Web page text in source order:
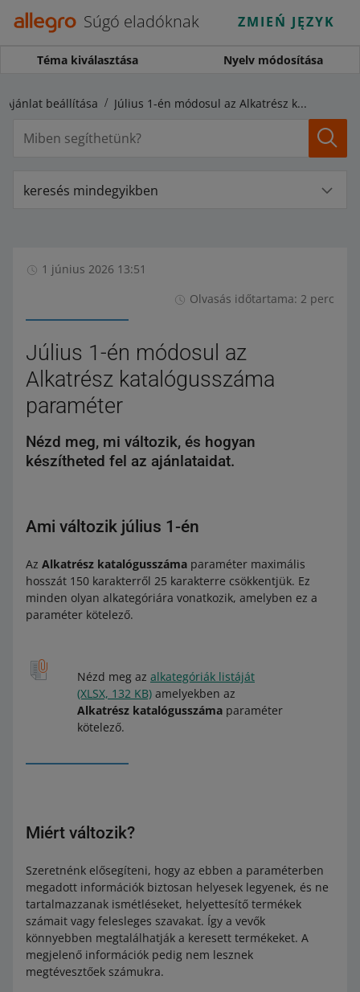
Súgó eladóknak ZMIEŃ JĘZYK
Téma kiválasztása Nyelv módosítása
Ajánlat beállítása Július 1-én módosul az Alkatrész katalógusszáma paraméter
keresés mindegyikben
1 június 2026 13:51
Olvasás időtartama: 2 perc
Július 1-én módosul az
Alkatrész katalógusszáma
paraméter
Nézd meg, mi változik, és hogyan
készítheted fel az ajánlataidat.
Ami változik július 1-én
Az Alkatrész katalógusszáma paraméter maximális
hosszát 150 karakterről 25 karakterre csökkentjük. Ez
minden olyan alkategóriára vonatkozik, amelyben ez a
paraméter kötelező.
Nézd meg az alkategóriák listáját
(XLSX, 132 KB) amelyekben az
Alkatrész katalógusszáma paraméter
kötelező.
Miért változik?
Szeretnénk elősegíteni, hogy az ebben a paraméterben
megadott információk biztosan helyesek legyenek, és ne
tartalmazzanak ismétléseket, helyettesítő termékek
számait vagy felesleges szavakat. Így a vevők
könnyebben megtalálhatják a keresett termékeket. A
megjelenő információk pedig nem lesznek
megtévesztőek számukra.